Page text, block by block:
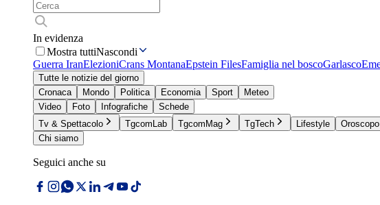
In evidenza
Mostra tuttiNascondi
Guerra IranElezioniCrans MontanaEpstein FilesFamiglia nel boscoGarlasco
Tutte le notizie del giorno
Cronaca
Mondo Politica Economia Sport
Meteo
Video
Foto Infografiche
Schede
Tv & Spettacolo
TgcomLab TgcomMag TgTech Lifestyle Oroscopo
Chi siamo
Seguici anche su